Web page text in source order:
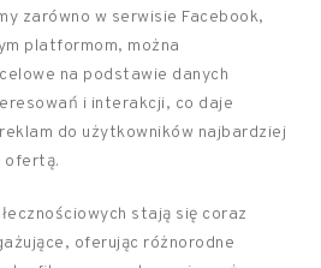
zarówno w serwisie Facebook,
platformom, można
na podstawie danych
i interakcji, co daje
do użytkowników najbardziej
ofertą.
stają się coraz
oferując różnorodne